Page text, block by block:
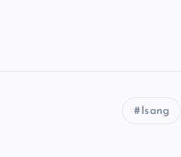
Isang